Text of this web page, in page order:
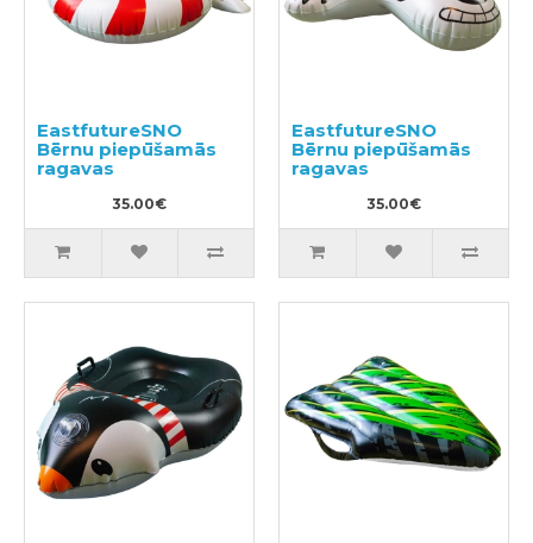
EastfutureSNO
Bērnu piepūšamās
ragavas
35.00€
EastfutureSNO
Bērnu piepūšamās
ragavas
35.00€